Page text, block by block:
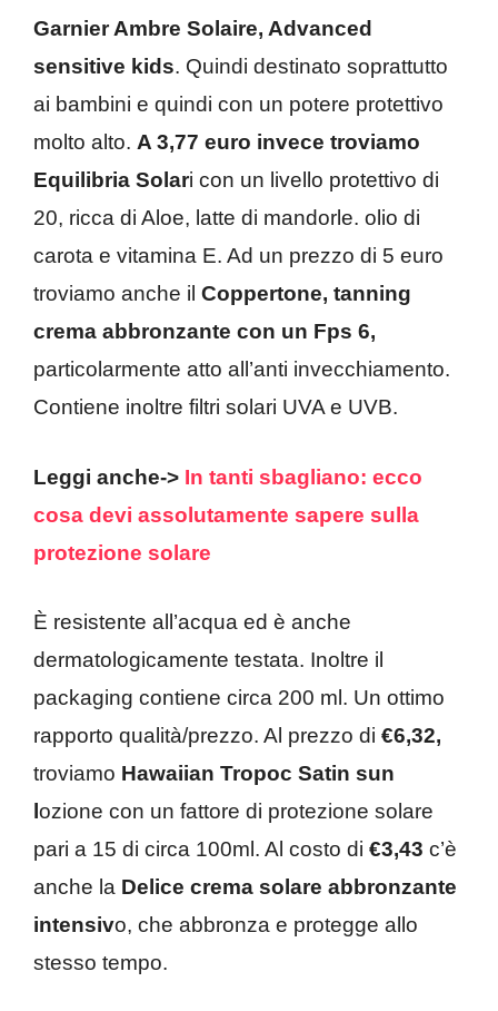
Garnier Ambre Solaire, Advanced
sensitive kids. Quindi destinato soprattutto
ai bambini e quindi con un potere protettivo
molto alto. A 3,77 euro invece troviamo
Equilibria Solari con un livello protettivo di
20, ricca di Aloe, latte di mandorle. olio di
carota e vitamina E. Ad un prezzo di 5 euro
troviamo anche il Coppertone, tanning
crema abbronzante con un Fps 6,
particolarmente atto all’anti invecchiamento.
Contiene inoltre filtri solari UVA e UVB.
Leggi anche-> In tanti sbagliano: ecco
cosa devi assolutamente sapere sulla
protezione solare
È resistente all’acqua ed è anche
dermatologicamente testata. Inoltre il
packaging contiene circa 200 ml. Un ottimo
rapporto qualità/prezzo. Al prezzo di €6,32,
troviamo Hawaiian Tropoc Satin sun
ozione con un fattore di protezione solare
pari a 15 di circa 100ml. Al costo di €3,43 c’è
anche la Delice crema solare abbronzante
intensivo, che abbronza e protegge allo
stesso tempo.